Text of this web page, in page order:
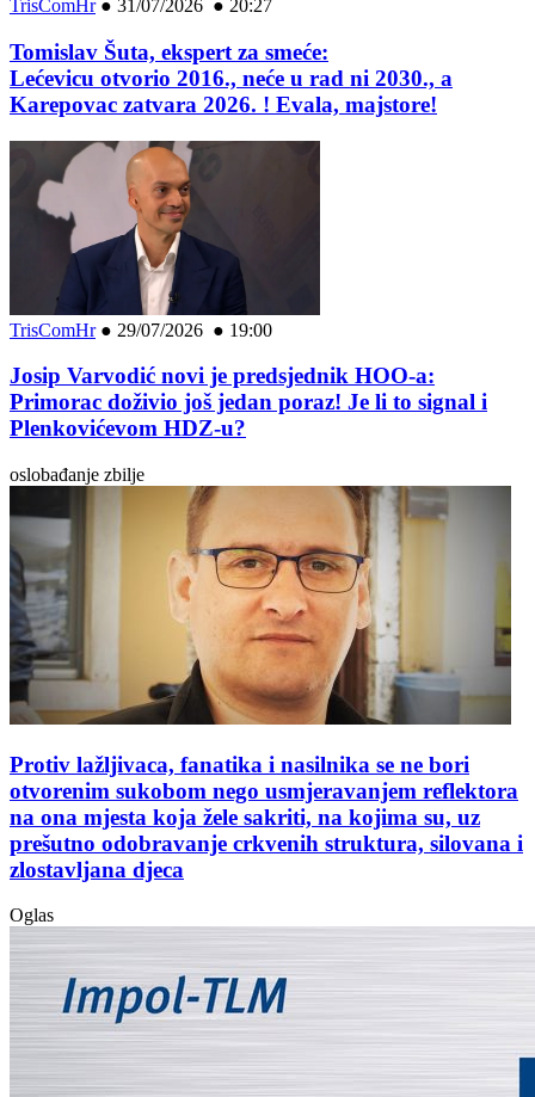
TrisComHr● 31/07/2026 ● 20:27
Tomislav Šuta, ekspert za smeće:
Lećevicu otvorio 2016., neće u rad ni 2030., a
Karepovac zatvara 2026. ! Evala, majstore!
TrisComHr● 29/07/2026 ● 19:00
Josip Varvodić novi je predsjednik HOO-a:
Primorac doživio još jedan poraz! Je li to signal i
Plenkovićevom HDZ-u?
oslobađanje zbilje
Protiv lažljivaca, fanatika i nasilnika se ne bori
otvorenim sukobom nego usmjeravanjem reflektora
na ona mjesta koja žele sakriti, na kojima su, uz
prešutno odobravanje crkvenih struktura, silovana i
zlostavljana djeca
Oglas